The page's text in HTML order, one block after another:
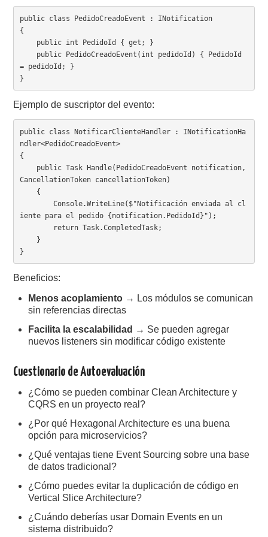
public class PedidoCreadoEvent : INotification
{
= pedidoId; }
Ejemplo de suscriptor del evento:
public class NotificarClienteHandler : INotificationHa
ndler<PedidoCreadoEvent>
{
CancellationToken cancellationToken)
iente para el pedido {notification.PedidoId}");
Beneficios:
Menos acoplamiento → Los módulos se comunican
sin referencias directas
Facilita la escalabilidad → Se pueden agregar
nuevos listeners sin modificar código existente
Cuestionario de Autoevaluación
¿Cómo se pueden combinar Clean Architecture y
CQRS en un proyecto real?
¿Por qué Hexagonal Architecture es una buena
opción para microservicios?
¿Qué ventajas tiene Event Sourcing sobre una base
de datos tradicional?
¿Cómo puedes evitar la duplicación de código en
Vertical Slice Architecture?
¿Cuándo deberías usar Domain Events en un
sistema distribuido?